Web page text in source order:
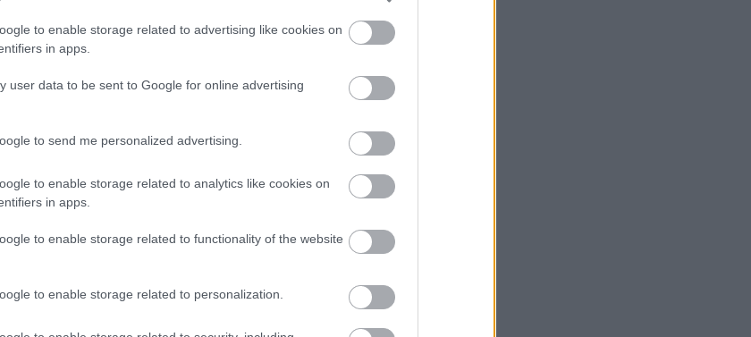
to enable storage related to advertising like cookies on
in apps.
user data to be sent to Google for online advertising
to send me personalized advertising.
to enable storage related to analytics like cookies on
in apps.
to enable storage related to functionality of the website
to enable storage related to personalization.
Βέλγος σκηνοθέτης Γκι Κασίερς έρχεται στην Ελλάδα για
τον Κωνσταντίνο Μαρκουλάκη στη διάσημη
του Φιλίπ Κλοντέλ «Η Αγαπημένη του κυρίου Λιν».
σύγχρονους δημιουργούς παγκοσμίως και πρώην
του θεάτρου Toneelhuis της Αμβέρσας, στην τρίτη
μας (η πρώτη ήταν στο Φεστιβάλ Αθηνών το 2009 και η